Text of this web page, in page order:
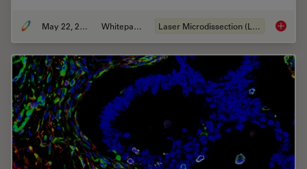
May 22, 2024 Whitepaper Laser Microdissection (LMD) Laser